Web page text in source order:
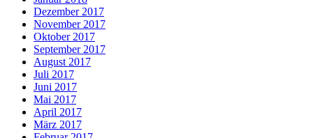
Dezember 2017
November 2017
Oktober 2017
September 2017
August 2017
Juli 2017
Juni 2017
Mai 2017
April 2017
März 2017